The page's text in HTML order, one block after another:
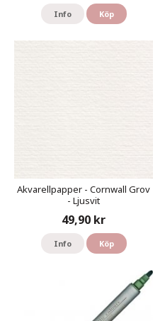
Info Köp
Akvarellpapper - Cornwall Grov
- Ljusvit
49,90 kr
Info Köp